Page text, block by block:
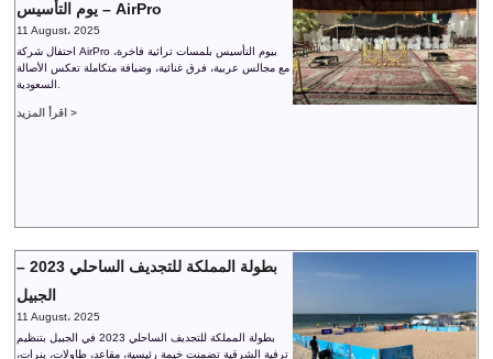
يوم التأسيس – AirPro
11 August، 2025
احتفال شركة AirPro بيوم التأسيس بلمسات تراثية فاخرة،
مع مجالس عربية، فرق غنائية، وضيافة متكاملة تعكس الأصالة
اقرأ المزيد >
بطولة المملكة للتجديف الساحلي 2023 –
الجبيل
11 August، 2025
بطولة المملكة للتجديف الساحلي 2023 في الجبيل بتنظيم
ترفية الشرقية تضمنت خيمة رئيسية، مقاعد، طاولات، بنرات،